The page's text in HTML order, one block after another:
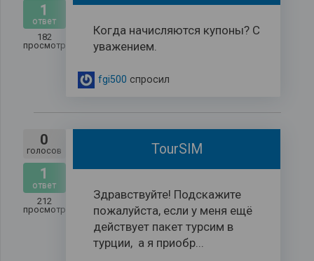
1
ответ
182
просмотров
Когда начисляются купоны? С
уважением.
fgi500 спросил
0
голосов
1
ответ
212
просмотров
TourSIM
Здравствуйте! Подскажите
пожалуйста, если у меня ещё
действует пакет турсим в
турции, а я приобр...